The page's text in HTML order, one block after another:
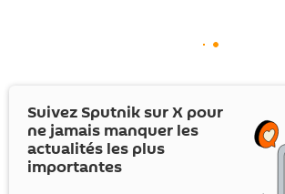
Suivez Sputnik surX pour
ne jamais manquer les
actualités les plus
importantes